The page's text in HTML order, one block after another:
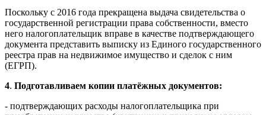
Поскольку с 2016 года прекращена выдача свидетельства о
государственной регистрации права собственности, вместо
него налогоплательщик вправе в качестве подтверждающего
документа представить выписку из Единого государственного
реестра прав на недвижимое имущество и сделок с ним
(ЕГРП).
4. Подготавливаем копии платёжных документов:
- подтверждающих расходы налогоплательщика при